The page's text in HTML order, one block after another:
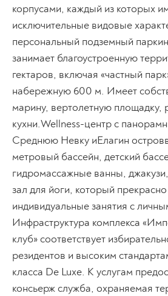
корпусами, каждый из которых
исключительные видовые
персональный подземный
занимает благоустроенную
гектаров, включая «частный
набережную 600 м. Имеет
марину, вертолетную площадку,
кухни.Wellness-центр с
Среднюю Невку иЕлагин
метровый бассейн, детский
гидромассажные ванны,
зал для йоги, который
индивидуальные занятия с
Инфраструктура комплекса
клуб» соответствует
резидентов и высоким
класса De Luxe. К услугам
консьерж служба, охраняемая